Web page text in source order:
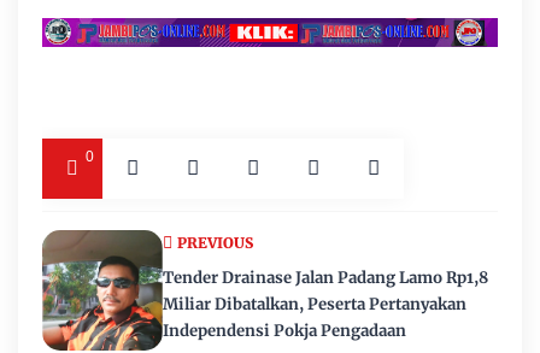
0
PREVIOUS
Tender Drainase Jalan Padang Lamo Rp1,8
Miliar Dibatalkan, Peserta Pertanyakan
Independensi Pokja Pengadaan